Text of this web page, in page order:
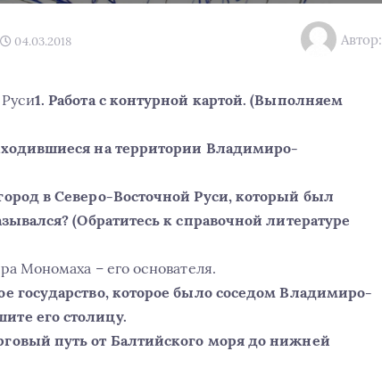
04.03.2018 Автор:
1. Работа с контурной картой. (Выполняем
на территории Владимиро-
в Северо-Восточной Руси, который был
(Обратитесь к справочной литературе
Мономаха – его основателя.
государство, которое было соседом Владимиро-
его столицу.
путь от Балтийского моря до нижней